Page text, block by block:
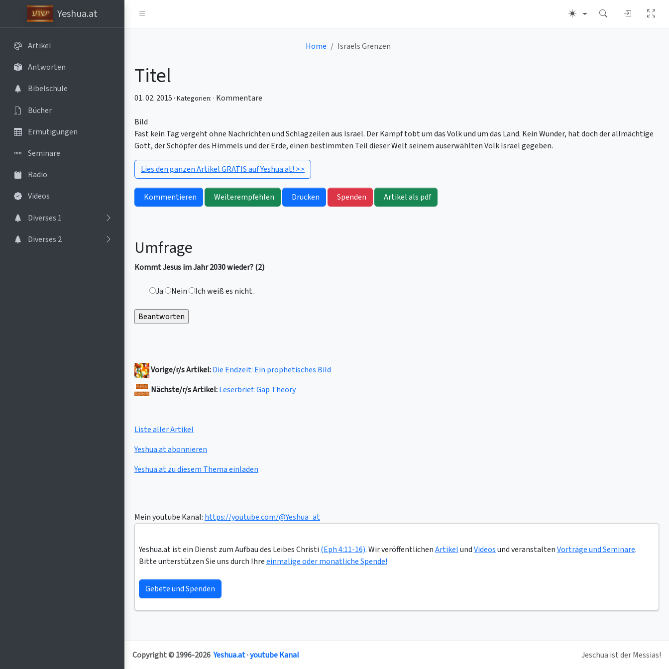
Yeshua.at
Artikel
Antworten
Bibelschule
Bücher
Ermutigungen
Seminare
Radio
Videos
Diverses 1
Diverses 2
Home Israels Grenzen
Titel
01. 02. 2015 · Kategorien: · Kommentare
Bild
Fast kein Tag vergeht ohne Nachrichten und Schlagzeilen aus Israel. Der Kampf tobt um das Volk und um das Land. Kein Wunder, hat doch der allmächtige
Gott, der Schöpfer des Himmels und der Erde, einen bestimmten Teil dieser Welt seinem auserwählten Volk Israel gegeben.
Lies den ganzen Artikel GRATIS auf Yeshua.at! >>
Kommentieren Weiterempfehlen Drucken Spenden Artikel als pdf
Umfrage
Kommt Jesus im Jahr 2030 wieder? (2)
Ja Nein Ich weiß es nicht.
Vorige/r/s Artikel:Die Endzeit: Ein prophetisches Bild
Nächste/r/s Artikel:Leserbrief: Gap Theory
Liste aller Artikel
Yeshua.at abonnieren
Yeshua.at zu diesem Thema einladen
Mein youtube Kanal: https://youtube.com/@Yeshua_at
Yeshua.at ist ein Dienst zum Aufbau des Leibes Christi (Eph 4:11-16). Wir veröffentlichenArtikelundVideosund veranstaltenVorträge und Seminare.
Bitte unterstützen Sie uns durch Ihreeinmalige oder monatliche Spende!
Gebete und Spenden
Jeschua ist der Messias!
Copyright © 1996-2026Yeshua.at·youtube Kanal